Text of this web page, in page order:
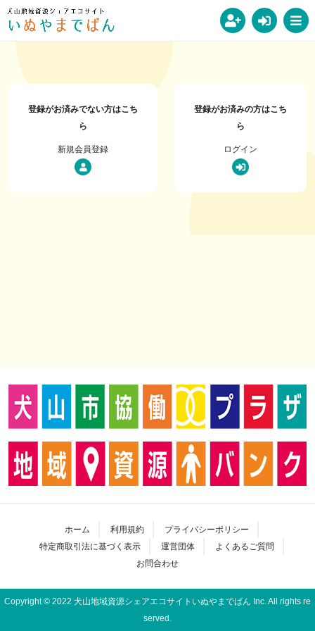
登録がお済みでない方はこち
ら
新規会員登録
登録がお済みの方はこち
ら
ログイン
ホーム 利用規約
プライバシーポリシー
特定商取引法に基づく表示
運営団体
よくあるご質問
お問合わせ
Copyright © 2022 犬山地域資源シェアエコサイトいぬやまでばん Inc. All rights re
served.